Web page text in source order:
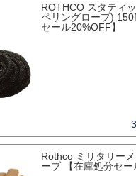
ROTHCO スタティ
ペリングロープ)
セール20%OFF】
Rothco ミリタリー
ーブ 【在庫処分セー